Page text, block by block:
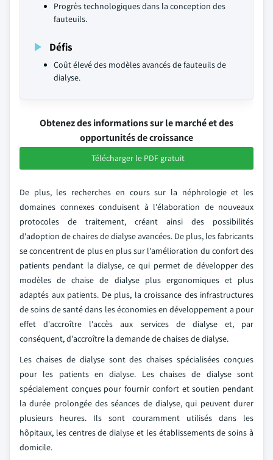
Progrès technologiques dans la conception des
fauteuils.
Défis
Coût élevé des modèles avancés de fauteuils de
dialyse.
Obtenez des informations sur le marché et des
opportunités de croissance
Télécharger le PDF gratuit
De plus, les recherches en cours sur la néphrologie et les
domaines connexes conduisent à l'élaboration de nouveaux
protocoles de traitement, créant ainsi des possibilités
d'adoption de chaires de dialyse avancées. De plus, les fabricants
se concentrent de plus en plus sur l'amélioration du confort des
patients pendant la dialyse, ce qui permet de développer des
modèles de chaise de dialyse plus ergonomiques et plus
adaptés aux patients. De plus, la croissance des infrastructures
de soins de santé dans les économies en développement a pour
effet d'accroître l'accès aux services de dialyse et, par
conséquent, d'accroître la demande de chaises de dialyse.
Les chaises de dialyse sont des chaises spécialisées conçues
pour les patients en dialyse. Les chaises de dialyse sont
spécialement conçues pour fournir confort et soutien pendant
la durée prolongée des séances de dialyse, qui peuvent durer
plusieurs heures. Ils sont couramment utilisés dans les
hôpitaux, les centres de dialyse et les établissements de soins à
domicile.